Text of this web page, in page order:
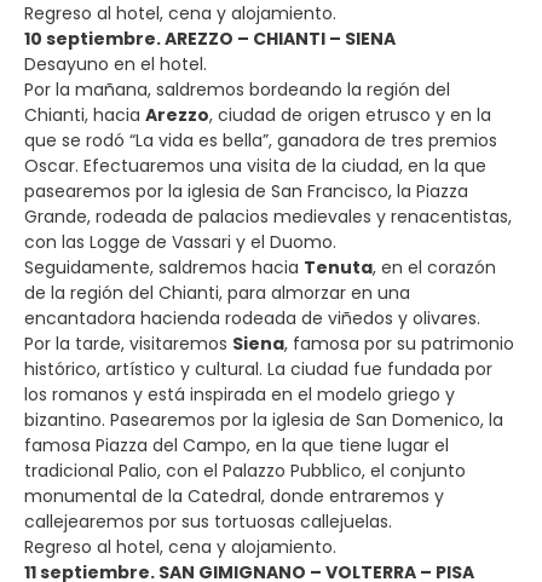
Regreso al hotel, cena y alojamiento.
10 septiembre. AREZZO – CHIANTI – SIENA
Desayuno en el hotel.
Por la mañana, saldremos bordeando la región del
Chianti, hacia Arezzo, ciudad de origen etrusco y en la
que se rodó “La vida es bella”, ganadora de tres premios
Oscar. Efectuaremos una visita de la ciudad, en la que
pasearemos por la iglesia de San Francisco, la Piazza
Grande, rodeada de palacios medievales y renacentistas,
con las Logge de Vassari y el Duomo.
Seguidamente, saldremos hacia Tenuta, en el corazón
de la región del Chianti, para almorzar en una
encantadora hacienda rodeada de viñedos y olivares.
Por la tarde, visitaremos Siena, famosa por su patrimonio
histórico, artístico y cultural. La ciudad fue fundada por
los romanos y está inspirada en el modelo griego y
bizantino. Pasearemos por la iglesia de San Domenico, la
famosa Piazza del Campo, en la que tiene lugar el
tradicional Palio, con el Palazzo Pubblico, el conjunto
monumental de la Catedral, donde entraremos y
callejearemos por sus tortuosas callejuelas.
Regreso al hotel, cena y alojamiento.
11 septiembre. SAN GIMIGNANO – VOLTERRA – PISA